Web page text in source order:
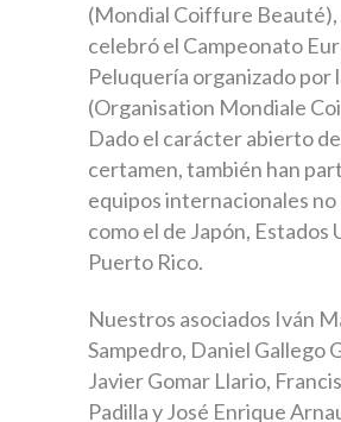
(Mondial Coiffure Beauté),
celebró el Campeonato
Peluquería organizado por
(Organisation Mondiale
Dado el carácter abierto
certamen, también han
equipos internacionales
como el de Japón, Estados
Puerto Rico.
Nuestros asociados Iván
Sampedro, Daniel Gallego
Javier Gomar Llario,
Padilla y José Enrique